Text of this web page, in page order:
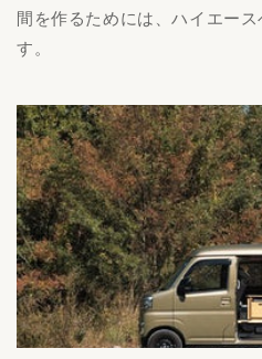
間を作るためには、ハイエー
す。